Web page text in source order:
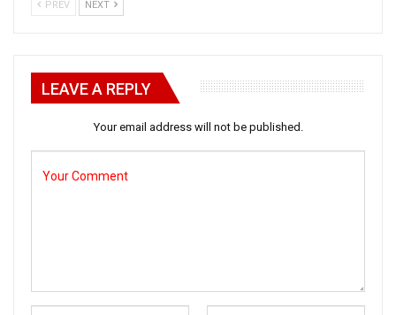
PREV NEXT
LEAVE A REPLY
Your email address will not be published.